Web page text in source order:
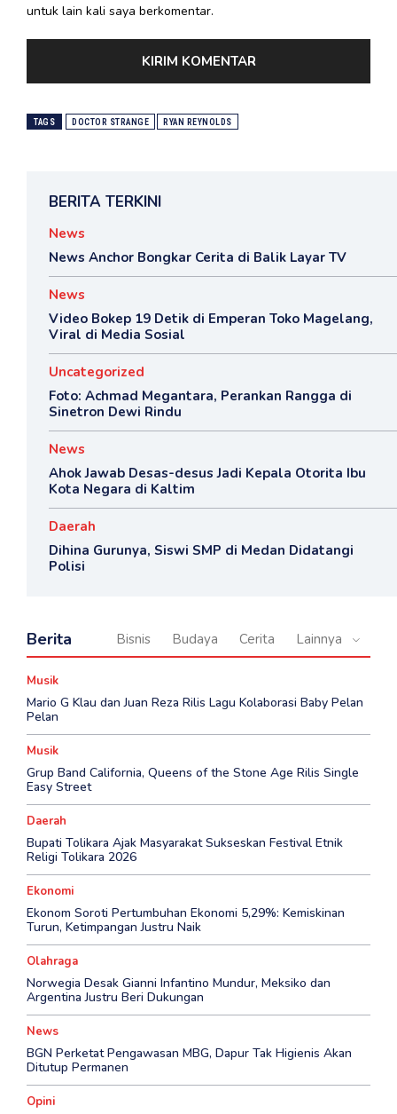
untuk lain kali saya berkomentar.
TAGS DOCTOR STRANGE RYAN REYNOLDS
BERITA TERKINI
News
News Anchor Bongkar Cerita di Balik Layar TV
News
Video Bokep 19 Detik di Emperan Toko Magelang,
Viral di Media Sosial
Uncategorized
Foto: Achmad Megantara, Perankan Rangga di
Sinetron Dewi Rindu
News
Ahok Jawab Desas-desus Jadi Kepala Otorita Ibu
Kota Negara di Kaltim
Daerah
Dihina Gurunya, Siswi SMP di Medan Didatangi
Polisi
Berita Bisnis Budaya Cerita Lainnya
Musik
Mario G Klau dan Juan Reza Rilis Lagu Kolaborasi Baby Pelan
Pelan
Musik
Grup Band California, Queens of the Stone Age Rilis Single
Easy Street
Daerah
Bupati Tolikara Ajak Masyarakat Sukseskan Festival Etnik
Religi Tolikara 2026
Ekonomi
Ekonom Soroti Pertumbuhan Ekonomi 5,29%: Kemiskinan
Turun, Ketimpangan Justru Naik
Olahraga
Norwegia Desak Gianni Infantino Mundur, Meksiko dan
Argentina Justru Beri Dukungan
News
BGN Perketat Pengawasan MBG, Dapur Tak Higienis Akan
Ditutup Permanen
Opini